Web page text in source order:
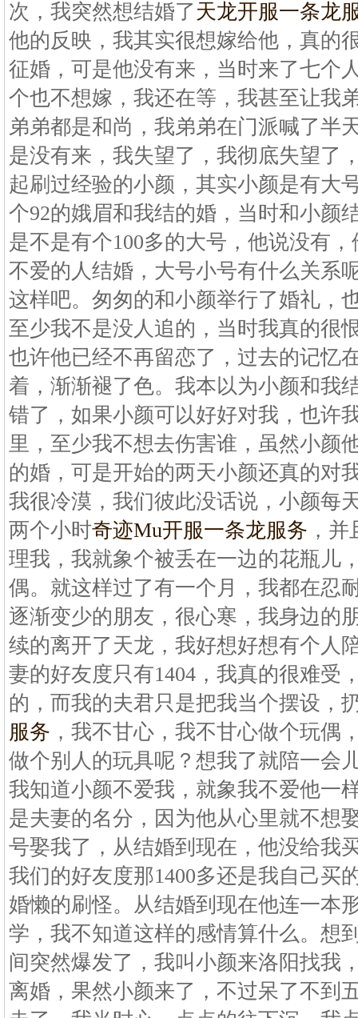
次，我突然想结婚了 天龙开服一条龙
他的反映，我其实很想嫁给他，真的
征婚，可是他没有来，当时来了七个
个也不想嫁，我还在等，我甚至让我
弟弟都是和尚，我弟弟在门派喊了半
是没有来，我失望了，我彻底失望了
起刷过经验的小颜，其实小颜是有大
个92的娥眉和我结的婚，当时和小颜
是不是有个100多的大号，他说没有
不爱的人结婚，大号小号有什么关系
这样吧。匆匆的和小颜举行了婚礼，
至少我不是没人追的，当时我真的很
也许他已经不再留恋了，过去的记忆
着，渐渐褪了色。我本以为小颜和我
错了，如果小颜可以好好对我，也许
里，至少我不想去伤害谁，虽然小颜
的婚，可是开始的两天小颜还真的对
我很冷漠，我们彼此没话说，小颜每
两个小时奇迹Mu开服一条龙服务 ，
理我，我就象个被丢在一边的花瓶儿
偶。就这样过了有一个月，我都在忍
逐渐变少的朋友，很心寒，我身边的
续的离开了天龙，我好想好想有个人
妻的好友度只有1404，我真的很难受
的，而我的夫君只是把我当个摆设，
服务 ，我不甘心，我不甘心做个玩偶
做个别人的玩具呢？想我了就陪一会
我知道小颜不爱我，就象我不爱他一
是夫妻的名分，因为他从心里就不想
号娶我了，从结婚到现在，他没给我
我们的好友度那1400多还是我自己买
婚懒的刷怪。从结婚到现在他连一本
学，我不知道这样的感情算什么。想
间突然爆发了，我叫小颜来洛阳找我
离婚，果然小颜来了，不过呆了不到